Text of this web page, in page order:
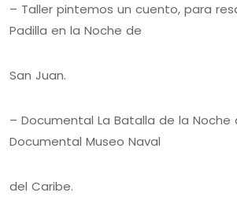
– Taller pintemos un cuento, para
Padilla en la Noche de
San Juan.
– Documental La Batalla de la Noche
Documental Museo Naval
del Caribe.